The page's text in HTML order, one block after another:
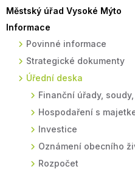
Městský úřad Vysoké Mýto
Informace
Povinné informace
Strategické dokumenty
Úřední deska
Finanční úřady,
Hospodaření s
Investice
Oznámení obecního
Rozpočet